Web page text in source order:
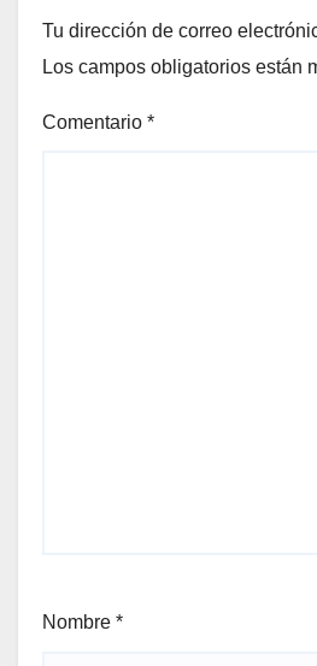
Tu dirección de correo
Los campos obligatorios están
Comentario *
Nombre *